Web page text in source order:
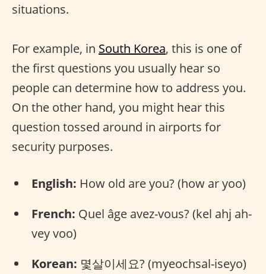
situations.
For example, in South Korea, this is one of
the first questions you usually hear so
people can determine how to address you.
On the other hand, you might hear this
question tossed around in airports for
security purposes.
English: How old are you? (how ar yoo)
French: Quel âge avez-vous? (kel ahj ah-
vey voo)
Korean: 몇살이세요? (myeochsal-iseyo)